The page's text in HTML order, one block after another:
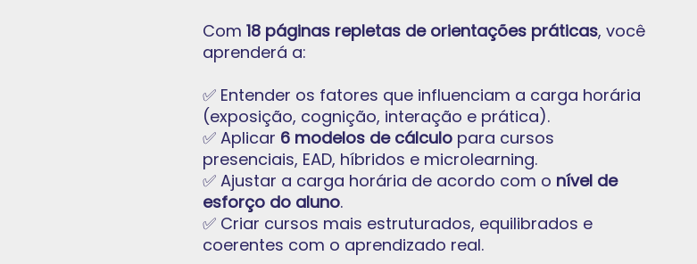
Com 18 páginas repletas de orientações práticas, você
aprenderá a:
✅ Entender os fatores que influenciam a carga horária
(exposição, cognição, interação e prática).
✅ Aplicar 6 modelos de cálculo para cursos
presenciais, EAD, híbridos e microlearning.
✅ Ajustar a carga horária de acordo com o nível de
esforço do aluno.
✅ Criar cursos mais estruturados, equilibrados e
coerentes com o aprendizado real.